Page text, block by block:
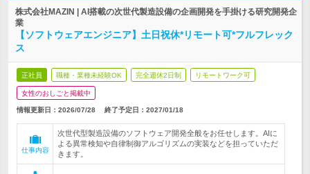
株式会社MAZIN | AI搭載の次世代製造設備の企画開発を手掛ける研究開発企
業
【ソフトウェアエンジニア】土日祝休*リモート可*フルフレック
ス
正社員 職種・業種未経験OK 完全週休2日制 リモートワーク可
女性のおしごと掲載中
情報更新日：2026/07/28 終了予定日： 2027/01/18
仕事内容
次世代型製造設備のソフトウェア開発全般をお任せします。AIに
よる異常検知や自律制御アルゴリズムの実装などを担っていただ
きます。